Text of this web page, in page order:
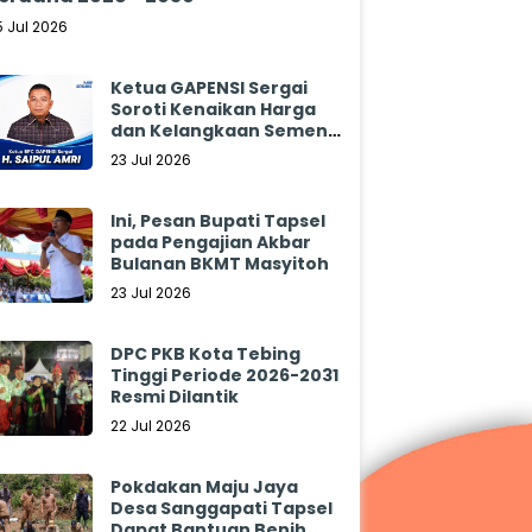
Jul 2026
Ketua GAPENSI Sergai
Soroti Kenaikan Harga
dan Kelangkaan Semen,
Minta Pemerintah
23 Jul 2026
Ini, Pesan Bupati Tapsel
pada Pengajian Akbar
Bulanan BKMT Masyitoh
23 Jul 2026
DPC PKB Kota Tebing
Tinggi Periode 2026-2031
Resmi Dilantik
22 Jul 2026
Pokdakan Maju Jaya
Desa Sanggapati Tapsel